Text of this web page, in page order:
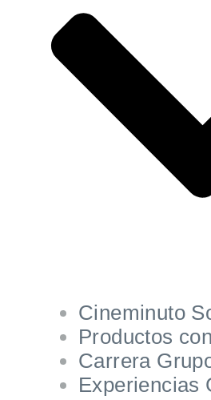
Cineminuto
Productos
Carrera
Experiencias